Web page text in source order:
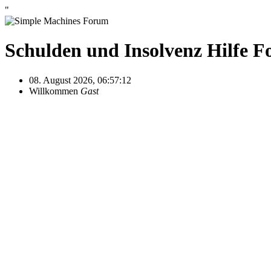
"
Schulden und Insolvenz Hilfe
08. August 2026, 06:57:12
Willkommen Gast